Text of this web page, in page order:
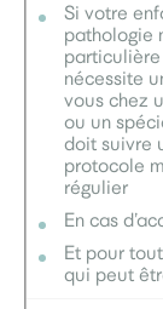
Si votre
pathologie
nécessite
vous chez
ou un
doit suivre
protocole
régulier
En cas
Et pour
qui peut